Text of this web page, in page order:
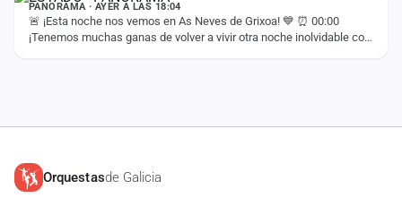
PANORAMA · AYER A LAS 18:04
🚨 ¡Esta noche nos vemos en As Neves de Grixoa! 💙 ⏰ 00:00
¡Tenemos muchas ganas de volver a vivir otra noche inolvidable con
Orquestasde Galicia